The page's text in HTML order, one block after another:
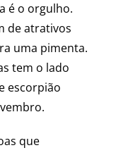
é o orgulho.
de atrativos
uma pimenta.
tem o lado
escorpião
que